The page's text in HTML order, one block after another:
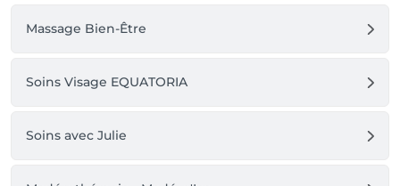
Massage Bien-Être
Soins Visage EQUATORIA
Soins avec Julie